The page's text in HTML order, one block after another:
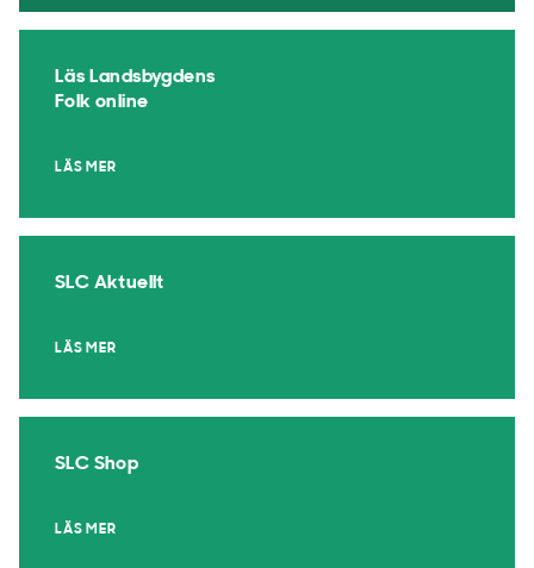
Läs Landsbygdens
Folk online
LÄS MER
SLC Aktuellt
LÄS MER
SLC Shop
LÄS MER